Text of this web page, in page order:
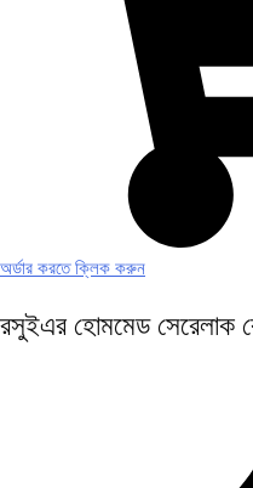
অর্ডার করতে ক্লিক করুন
রসুইএর হোমমেড সেরেলাক